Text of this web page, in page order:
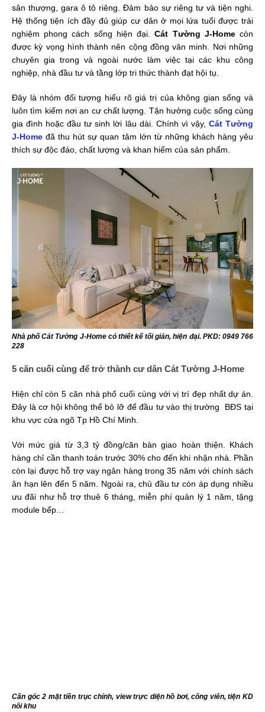
sân thượng, gara ô tô riêng. Đảm bảo sự riêng tư và tiện nghi.
Hệ thống tiện ích đầy đủ giúp cư dân ở mọi lứa tuổi được trải
nghiệm phong cách sống hiện đại.Cát Tường J-Homecòn
được kỳ vọng hình thành nên cộng đồng văn minh. Nơi những
chuyên gia trong và ngoài nước làm việc tại các khu công
nghiệp, nhà đầu tư và tầng lớp tri thức thành đạt hội tụ.
Đây là nhóm đối tượng hiểu rõ giá trị của không gian sống và
luôn tìm kiếm nơi an cư chất lượng. Tận hưởng cuộc sống cùng
gia đình hoặc đầu tư sinh lời lâu dài. Chính vì vậy, Cát Tường
J-Home đã thu hút sự quan tâm lớn từ những khách hàng yêu
thích sự độc đáo, chất lượng và khan hiếm của sản phẩm.
Nhà phố Cát Tường J-Home có thiết kế tối giản, hiện đại. PKD: 0949 766
228
5 căn cuối cùng để trở thành cư dân Cát Tường J-Home
Hiện chỉ còn 5 căn nhà phố cuối cùng với vị trí đẹp nhất dự án.
Đây là cơ hội không thể bỏ lỡ để đầu tư vào thị trường BĐS tại
khu vực cửa ngõ Tp Hồ Chí Minh.
Với mức giá từ 3,3 tỷ đồng/căn bàn giao hoàn thiện. Khách
hàng chỉ cần thanh toán trước 30% cho đến khi nhận nhà. Phần
còn lại được hỗ trợ vay ngân hàng trong 35 năm với chính sách
ân hạn lên đến 5 năm. Ngoài ra, chủ đầu tư còn áp dụng nhiều
ưu đãi như hỗ trợ thuê 6 tháng, miễn phí quản lý 1 năm, tặng
module bếp…
Căn góc 2 mặt tiền trục chính, view trực diện hồ bơi, công viên, tiện KD
nôi khu